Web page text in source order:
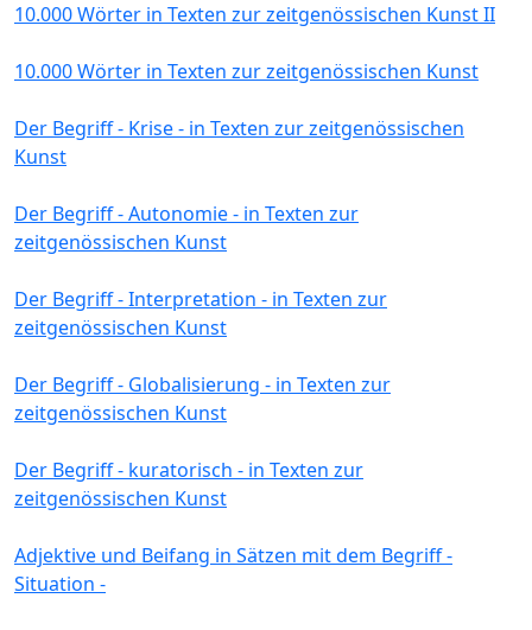
10.000 Wörter in Texten zur zeitgenössischen Kunst II
10.000 Wörter in Texten zur zeitgenössischen Kunst
Der Begriff - Krise - in Texten zur zeitgenössischen
Kunst
Der Begriff - Autonomie - in Texten zur
zeitgenössischen Kunst
Der Begriff - Interpretation - in Texten zur
zeitgenössischen Kunst
Der Begriff - Globalisierung - in Texten zur
zeitgenössischen Kunst
Der Begriff - kuratorisch - in Texten zur
zeitgenössischen Kunst
Adjektive und Beifang in Sätzen mit dem Begriff -
Situation -